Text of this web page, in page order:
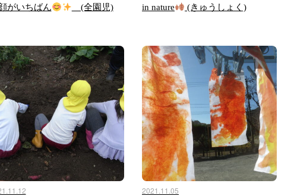
がいちばん (全園児) in nature (きゅうしょく)
2021.11.05